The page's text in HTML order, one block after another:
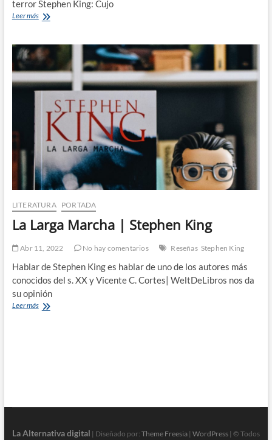
terror Stephen King: Cujo
Leer másCujo
King
LITERATURA PORTADA
La Larga Marcha | Stephen King
Abr 11, 2022 No hay comentarios Reseñas Stephen King
Hablar de Stephen King es hablar de uno de los autores más
conocidos del s. XX y Vicente C. Cortes| WeltDeLibros nos da
su opinión
Leer másLa
La Alternativa digital | Diseñado por: Theme Freesia| WordPress| © Todos